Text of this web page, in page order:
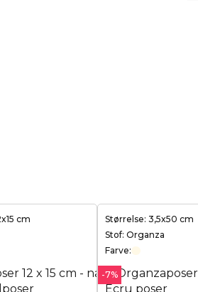
cm
Størrelse: 3,5x50 cm
Stof: Organza
Farve:
-7%